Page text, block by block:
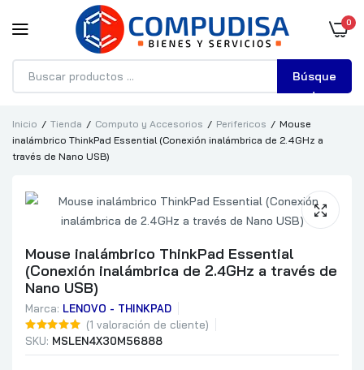
0
Búsque
da
Inicio Tienda Computo y Accesorios Perifericos
Mouse
inalámbrico ThinkPad Essential (Conexión inalámbrica de 2.4GHz a
través de Nano USB)
Mouse inalámbrico ThinkPad Essential
(Conexión inalámbrica de 2.4GHz a través de
Nano USB)
Marca: LENOVO - THINKPAD
(1 valoración de cliente)
SKU: MSLEN4X30M56888